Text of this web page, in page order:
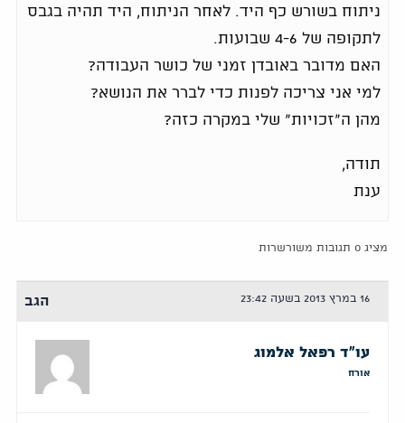
ניתוח בשורש כף היד. לאחר הניתוח, היד תהיה בגבס
לתקופה של 4-6 שבועות.
האם מדובר באובדן זמני של כושר העבודה?
למי אני צריכה לפנות כדי לברר את הנושא?
מהן ה"זכויות" שלי במקרה כזה?
תודה,
ענת
מציג 0 תגובות משורשרות
16 במרץ 2013 בשעה 23:42 הגב
עו"ד רפאל אלמוג
אורח